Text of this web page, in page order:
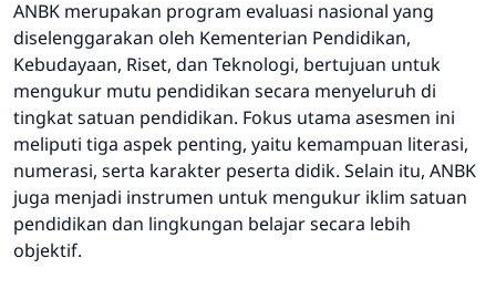
ANBK merupakan program evaluasi nasional yang
diselenggarakan oleh Kementerian Pendidikan,
Kebudayaan, Riset, dan Teknologi, bertujuan untuk
mengukur mutu pendidikan secara menyeluruh di
tingkat satuan pendidikan. Fokus utama asesmen ini
meliputi tiga aspek penting, yaitu kemampuan literasi,
numerasi, serta karakter peserta didik. Selain itu, ANBK
juga menjadi instrumen untuk mengukur iklim satuan
pendidikan dan lingkungan belajar secara lebih
objektif.